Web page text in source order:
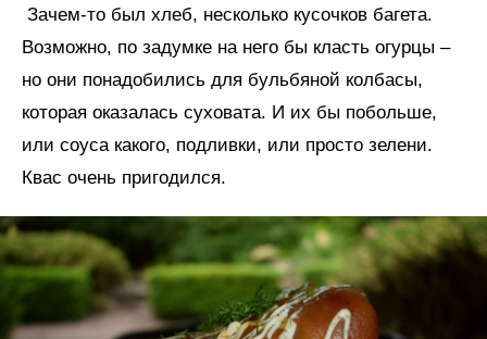
Зачем-то был хлеб, несколько кусочков багета.
Возможно, по задумке на него бы класть огурцы –
но они понадобились для бульбяной колбасы,
которая оказалась суховата. И их бы побольше,
или соуса какого, подливки, или просто зелени.
Квас очень пригодился.